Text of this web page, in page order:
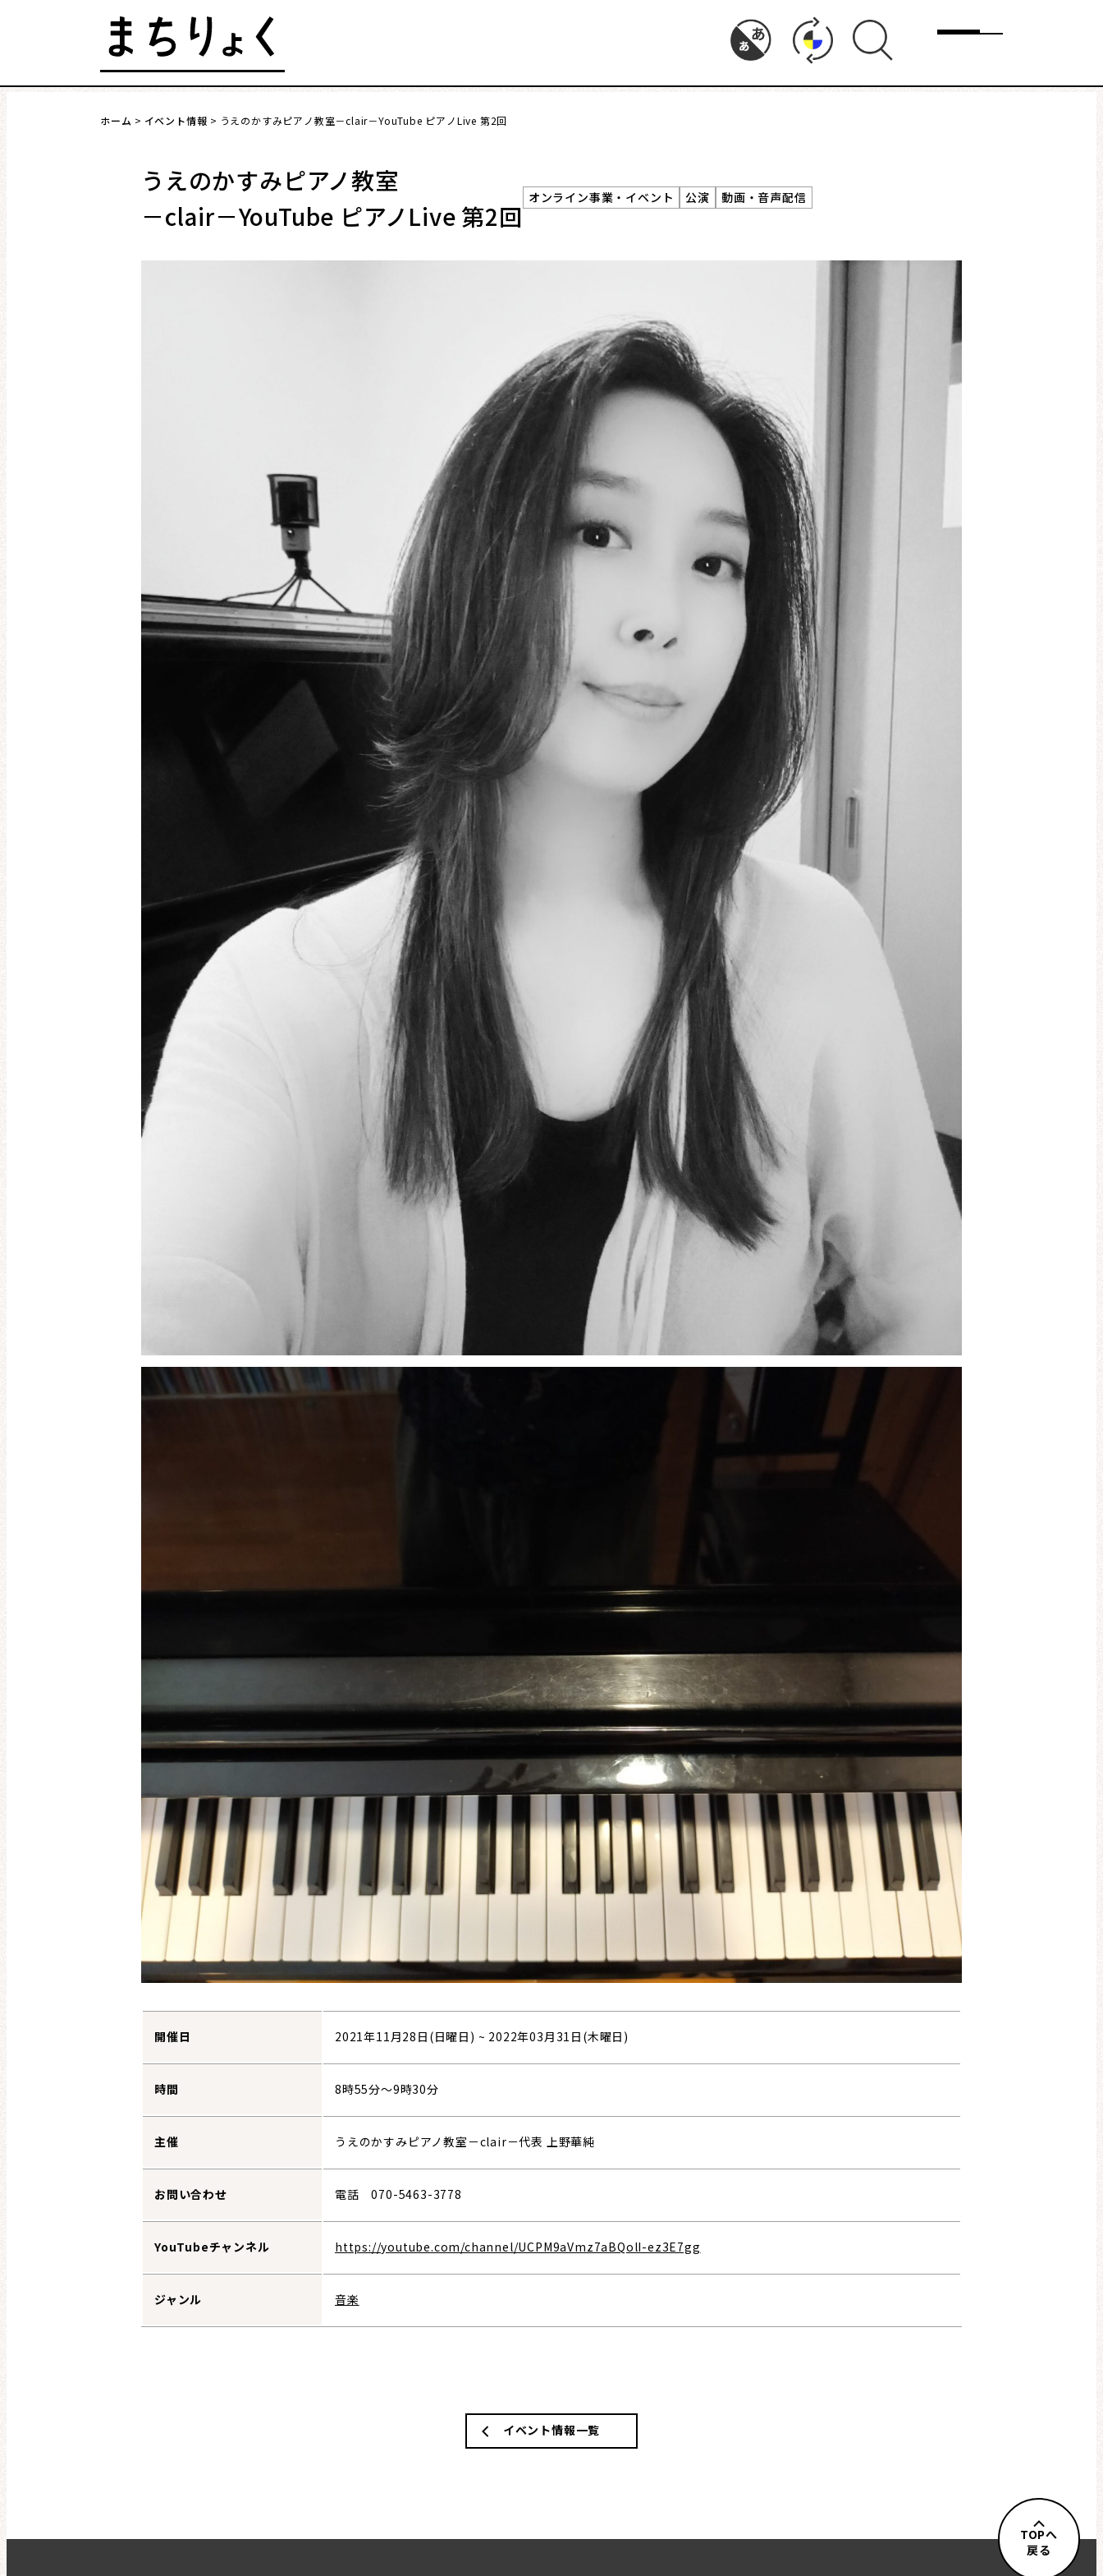
メニュー
まちを語る イベント情報 特集 インタビュー
ホーム
イベント情報 うえのかすみピアノ教室－clair－YouTube ピアノLive 第2回
うえのかすみピアノ教室
－clair－YouTube ピアノLive 第2回
オンライン事業・イベント 公演 動画・音声配信
開催日 2021年11月28日(日曜日) ~ 2022年03月31日(木曜日)
時間 8時55分～9時30分
主催 うえのかすみピアノ教室－clair－代表 上野華純
お問い合わせ 電話 070-5463-3778
YouTubeチャンネル https://youtube.com/channel/UCPM9aVmz7aBQolI-ez3E7gg
ジャンル 音楽
イベント情報一覧
TOPへ
戻る